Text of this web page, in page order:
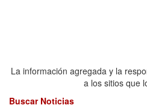
La información agregada y la
a los sitios que
Buscar Noticias